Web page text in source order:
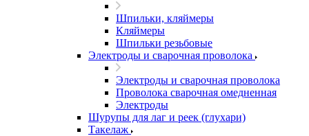
Шпильки, кляймеры
Кляймеры
Шпильки резьбовые
Электроды и сварочная проволока
Электроды и сварочная проволока
Проволока сварочная омедненная
Электроды
Шурупы для лаг и реек (глухари)
Такелаж